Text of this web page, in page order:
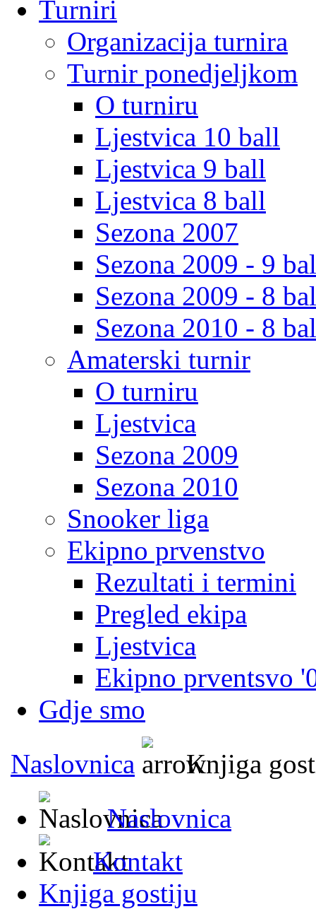
Turniri
Organizacija turnira
Turnir ponedjeljkom
O turniru
Ljestvica 10 ball
Ljestvica 9 ball
Ljestvica 8 ball
Sezona 2007
Sezona 2009 - 9
Sezona 2009 - 8
Sezona 2010 - 8
Amaterski turnir
O turniru
Ljestvica
Sezona 2009
Sezona 2010
Snooker liga
Ekipno prvenstvo
Rezultati i termini
Pregled ekipa
Ljestvica
Ekipno prventsvo
Gdje smo
Naslovnica
Knjiga
Naslovnica
Kontakt
Knjiga gostiju